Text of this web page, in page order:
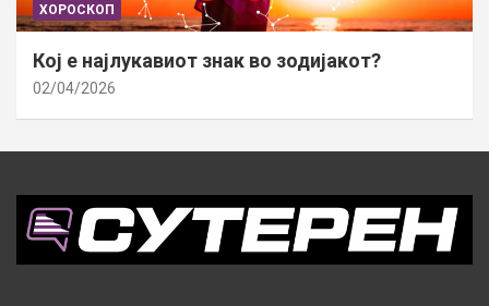
ХОРОСКОП
Кој е најлукавиот знак во зодијакот?
02/04/2026